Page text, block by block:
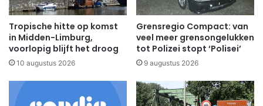
Tropische hitte op komst
in Midden-Limburg,
voorlopig blijft het droog
10 augustus 2026
Grensregio Compact: van
veel meer grensongelukken
tot Polizei stopt ‘Polisei’
9 augustus 2026